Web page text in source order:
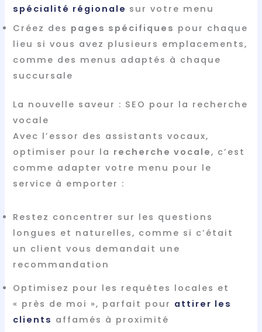
spécialité régionale sur votre menu
Créez des pages spécifiques pour chaque
lieu si vous avez plusieurs emplacements,
comme des menus adaptés à chaque
succursale
La nouvelle saveur : SEO pour la recherche
vocale
Avec l’essor des assistants vocaux,
optimiser pour la recherche vocale, c’est
comme adapter votre menu pour le
service à emporter :
Restez concentrer sur les questions
longues et naturelles, comme si c’était
un client vous demandait une
recommandation
Optimisez pour les requêtes locales et
« près de moi », parfait pour attirer les
clients affamés à proximité